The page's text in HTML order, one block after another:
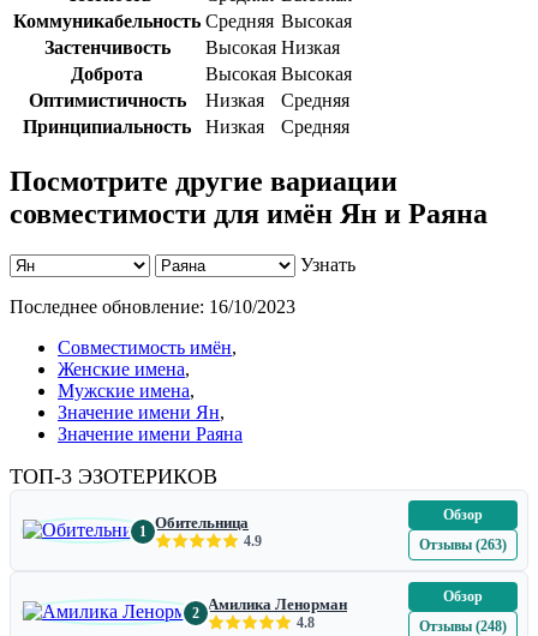
Коммуникабельность Средняя Высокая
Застенчивость
Высокая Низкая
Доброта
Высокая Высокая
Оптимистичность
Низкая
Средняя
Принципиальность
Низкая Средняя
Посмотрите другие вариации
совместимости для имён Ян и Раяна
Узнать
Последнее обновление: 16/10/2023
Совместимость имён,
Женские имена,
Мужские имена,
Значение имени Ян,
Значение имени Раяна
ТОП-3 ЭЗОТЕРИКОВ
1 Обительница
4.9
Обзор
Отзывы (263)
2 Амилика Ленорман
4.8
Обзор
Отзывы (248)